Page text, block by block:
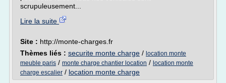
scrupuleusement...
Lire la suite
Site : http://monte-charges.fr
Thèmes liés : securite monte charge / location monte
meuble paris / monte charge chantier location / location monte
charge escalier / location monte charge